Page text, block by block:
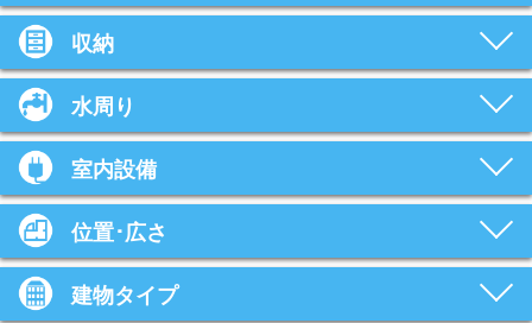
収納
水周り
室内設備
位置･広さ
建物タイプ